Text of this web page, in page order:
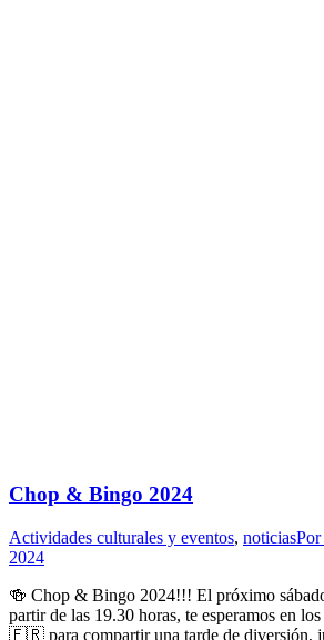
Chop & Bingo 2024
Actividades culturales y eventos, noticiasPor
2024
🍻 Chop & Bingo 2024!!! El próximo
partir de las 19.30 horas, te esperamos en
🇫🇷 para compartir una tarde de diversión,